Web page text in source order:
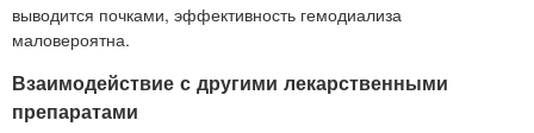
выводится почками, эффективность гемодиализа
маловероятна.
Взаимодействие с другими лекарственными
препаратами